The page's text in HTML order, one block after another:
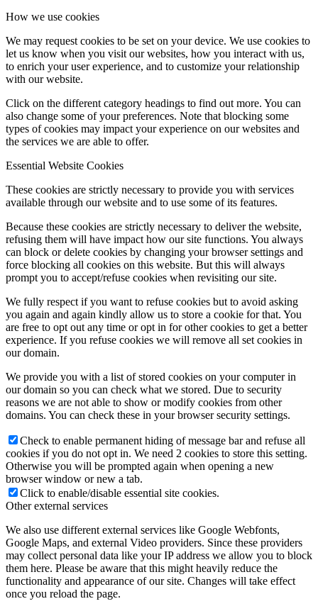
How we use cookies
We may request cookies to be set on your device. We use cookies to
let us know when you visit our websites, how you interact with us,
to enrich your user experience, and to customize your relationship
with our website.
Click on the different category headings to find out more. You can
also change some of your preferences. Note that blocking some
types of cookies may impact your experience on our websites and
the services we are able to offer.
Essential Website Cookies
These cookies are strictly necessary to provide you with services
available through our website and to use some of its features.
Because these cookies are strictly necessary to deliver the website,
refusing them will have impact how our site functions. You always
can block or delete cookies by changing your browser settings and
force blocking all cookies on this website. But this will always
prompt you to accept/refuse cookies when revisiting our site.
We fully respect if you want to refuse cookies but to avoid asking
you again and again kindly allow us to store a cookie for that. You
are free to opt out any time or opt in for other cookies to get a better
experience. If you refuse cookies we will remove all set cookies in
our domain.
We provide you with a list of stored cookies on your computer in
our domain so you can check what we stored. Due to security
reasons we are not able to show or modify cookies from other
domains. You can check these in your browser security settings.
Check to enable permanent hiding of message bar and refuse all
cookies if you do not opt in. We need 2 cookies to store this setting.
Otherwise you will be prompted again when opening a new
browser window or new a tab.
Click to enable/disable essential site cookies.
Other external services
We also use different external services like Google Webfonts,
Google Maps, and external Video providers. Since these providers
may collect personal data like your IP address we allow you to block
them here. Please be aware that this might heavily reduce the
functionality and appearance of our site. Changes will take effect
once you reload the page.